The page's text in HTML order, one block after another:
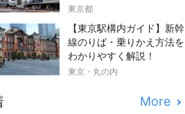
東京都
【東京駅構内ガイド】新幹
線のりば・乗りかえ方法を
わかりやすく解説！
東京・丸の内
More